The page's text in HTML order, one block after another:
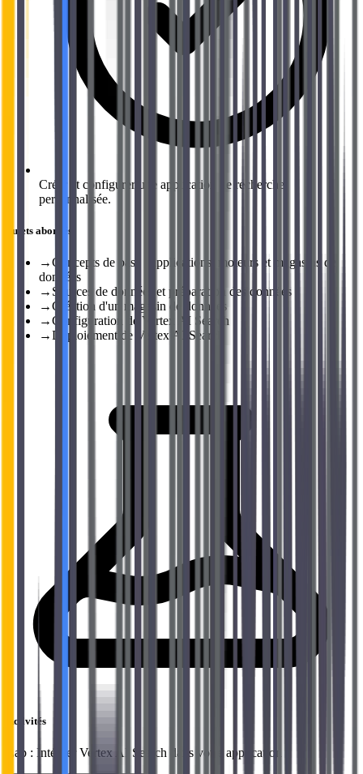
Créer et configurer une application de recherche
personnalisée.
Sujets abordés
→Concepts de base : applications, moteurs et magasins de
données
→ Sources de données et préparation des données
→Création d'un magasin de données
→Configuration de Vertex AI Search
→Déploiement de Vertex AI Search
Activités
Lab : Intégrer Vertex AI Search dans votre application